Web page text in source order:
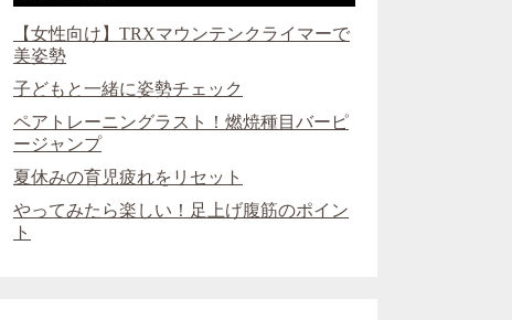
【女性向け】TRXマウンテンクライマーで
美姿勢
子どもと一緒に姿勢チェック
ペアトレーニングラスト！燃焼種目バーピ
ージャンプ
夏休みの育児疲れをリセット
やってみたら楽しい！足上げ腹筋のポイン
ト